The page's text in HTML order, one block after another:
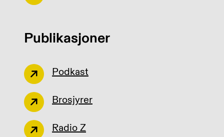
Publikasjoner
Podkast
Brosjyrer
Radio Z